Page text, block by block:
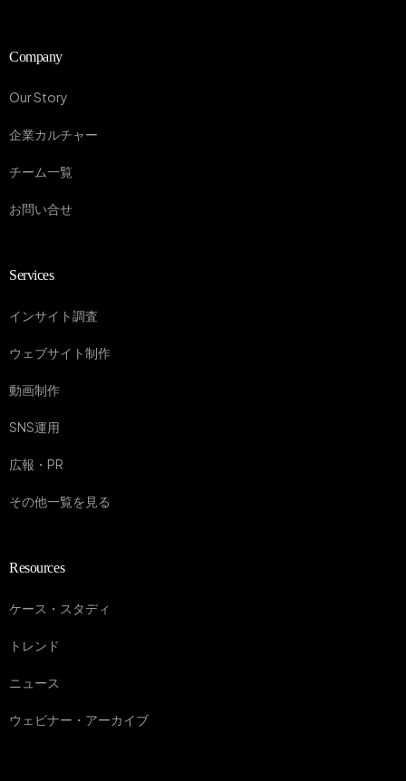
Company
Our Story
企業カルチャー
チーム一覧
お問い合せ
Services
インサイト調査
ウェブサイト制作
動画制作
SNS運用
広報・PR
その他一覧を見る
Resources
ケース・スタディ
トレンド
ニュース
ウェビナー・アーカイブ